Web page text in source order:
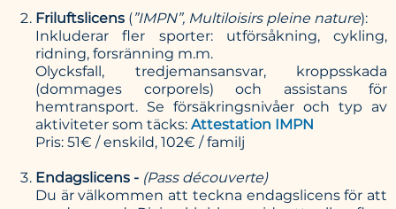
Friluftslicens (”IMPN”, Multiloisirs pleine nature):
Inkluderar fler sporter: utförsåkning, cykling,
ridning, forsränning m.m.
Olycksfall, tredjemansansvar, kroppsskada
(dommages corporels) och assistans för
hemtransport. Se försäkringsnivåer och typ av
aktiviteter som täcks: Attestation IMPN
Pris: 51€ / enskild, 102€ / familj
Endagslicens - (Pass découverte)
Du är välkommen att teckna endagslicens för att